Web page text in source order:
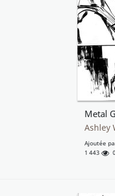
Metal
Ashley
Ajoutée
1 443
0